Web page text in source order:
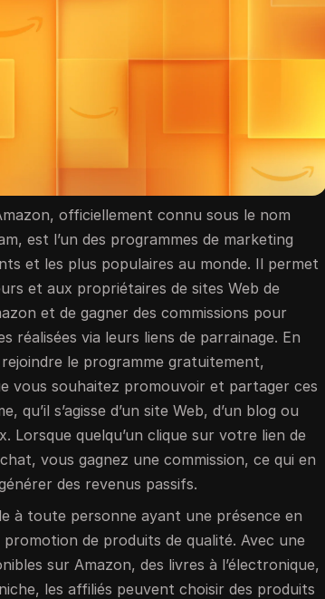
officiellement connu sous le nom
est l’un des programmes de marketing
et les plus populaires au monde. Il permet
et aux propriétaires de sites Web de
et de gagner des commissions pour
réalisées via leurs liens de parrainage. En
le programme gratuitement,
vous souhaitez promouvoir et partager ces
s’agisse d’un site Web, d’un blog ou
Lorsque quelqu’un clique sur votre lien de
vous gagnez une commission, ce qui en
des revenus passifs.
à toute personne ayant une présence en
de produits de qualité. Avec une
sur Amazon, des livres à l’électronique,
les affiliés peuvent choisir des produits